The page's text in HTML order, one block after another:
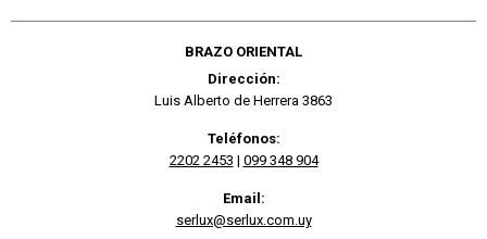
BRAZO ORIENTAL
Dirección:
Luis Alberto de Herrera 3863
Teléfonos:
2202 2453 | 099 348 904
Email:
serlux@serlux.com.uy